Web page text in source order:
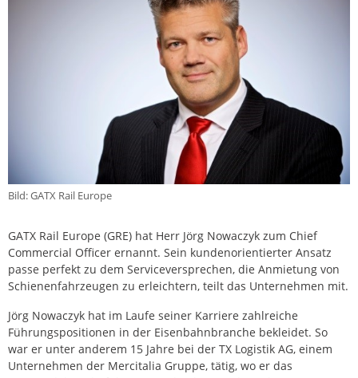
Bild: GATX Rail Europe
GATX Rail Europe (GRE) hat Herr Jörg Nowaczyk zum Chief
Commercial Officer ernannt. Sein kundenorientierter Ansatz
passe perfekt zu dem Serviceversprechen, die Anmietung von
Schienenfahrzeugen zu erleichtern, teilt das Unternehmen mit.
Jörg Nowaczyk hat im Laufe seiner Karriere zahlreiche
Führungspositionen in der Eisenbahnbranche bekleidet. So
war er unter anderem 15 Jahre bei der TX Logistik AG, einem
Unternehmen der Mercitalia Gruppe, tätig, wo er das